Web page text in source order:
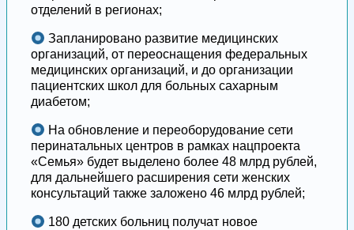
отделений в регионах;
Запланировано развитие медицинских
организаций, от переоснащения федеральных
медицинских организаций, и до организации
пациентских школ для больных сахарным
диабетом;
На обновление и переоборудование сети
перинатальных центров в рамках нацпроекта
«Семья» будет выделено более 48 млрд рублей,
для дальнейшего расширения сети женских
консультаций также заложено 46 млрд рублей;
180 детских больниц получат новое